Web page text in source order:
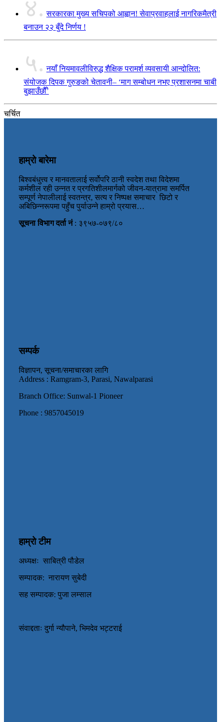
४. सरकारका मुख्य सचिपको आह्वान! सेवाप्रवाहलाई नागरिकमैत्री
बनाउन २२ बुँदे निर्णय !
५. नयाँ नियमावलीविरुद्ध शैक्षिक परामर्श व्यवसायी आन्दोलित:
संयोजक दिपक गुरुङको चेतावनी– ‘माग सम्बोधन नभए प्रशासनमा चाबी
बुझाउँछौँ’
चर्चित
हाम्रो बारेमा
बिश्वबंधुत्त्व र मानवतालाई सर्वोपरि ठानी स्वदेश तथा विदेशमा
कर्मशील रही उन्नत र प्रगतिशीलमार्गको जीवन-यात्रामा समर्पित
सम्पूर्ण नेपालीलाई स्वतन्त्र, सत्य र निष्पक्ष समाचार छिटो र
अबिछिन्नरूपमा पहुँच पुर्याउन्ने हाम्रो प्रयास…
सूचना विभाग दर्ता नं: ३९५७-०७९/८०
सम्पर्क
विज्ञापन, सूचना/समाचारका लागि
Address : Ramgram-3, Parasi, Nawalparasi
Branch Office: Sunwal-1 Pioneer
Phone : 9857045019
हाम्रो टीम
अध्यक्षः साबित्री पौडेल
सम्पादक: नारायण सुबेदी
सह सम्पादक: पुजा लम्साल
संवाद्दताः दुर्गा न्यौपाने, भिमदेव भट्टराई